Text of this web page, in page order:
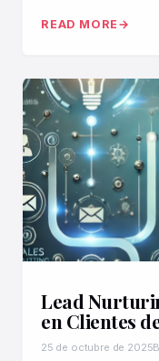
READ MORE
Lead
en Clientes
25 de octubre de 2025